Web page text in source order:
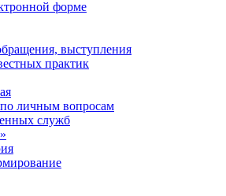
форме
выступления
практик
личным вопросам
служб